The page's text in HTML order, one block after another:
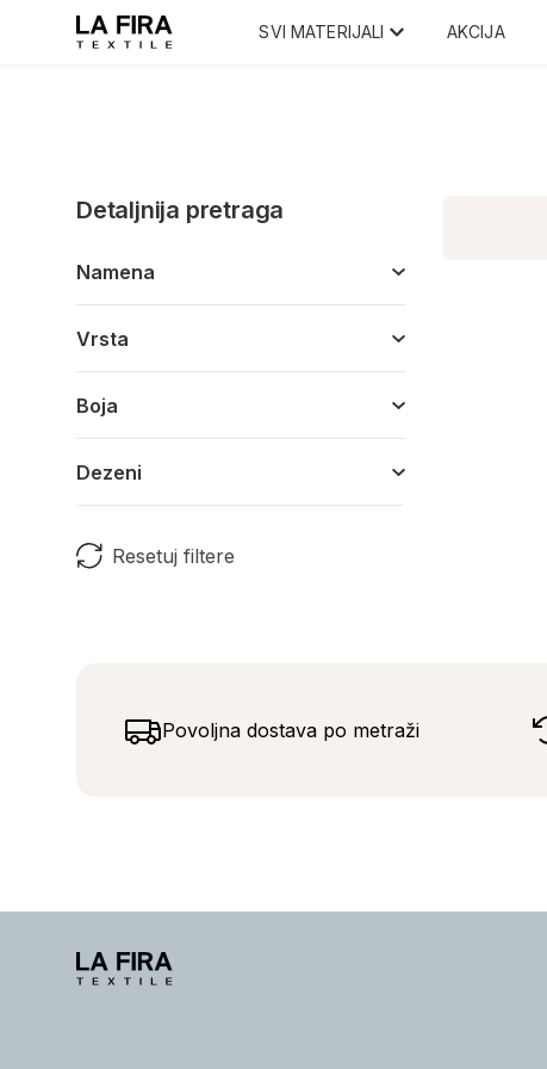
SVI MATERIJALI AKCIJA
Detaljnija pretraga
Namena
Vrsta
Boja
Dezeni
Resetuj filtere
Povoljna dostava po metraži